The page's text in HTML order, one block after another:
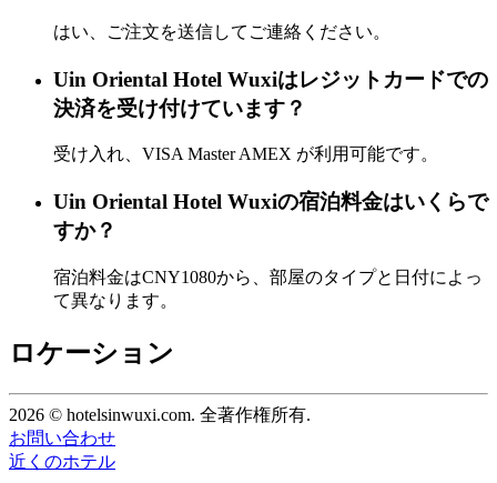
はい、ご注文を送信してご連絡ください。
Uin Oriental Hotel Wuxiはレジットカードでの
決済を受け付けています？
受け入れ、VISA Master AMEX が利用可能です。
Uin Oriental Hotel Wuxiの宿泊料金はいくらで
すか？
宿泊料金はCNY1080から、部屋のタイプと日付によっ
て異なります。
ロケーション
2026 © hotelsinwuxi.com. 全著作権所有.
お問い合わせ
近くのホテル